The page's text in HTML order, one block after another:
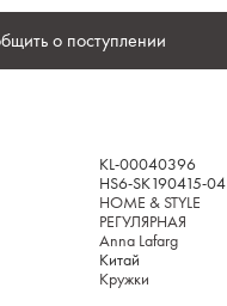
о поступлении
KL-00040396
HS6-SK190415-04
HOME & STYLE
РЕГУЛЯРНАЯ
Anna Lafarg
Китай
Кружки